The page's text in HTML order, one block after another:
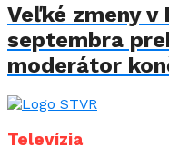
Veľké zmeny v
septembra
moderátor
Televízia